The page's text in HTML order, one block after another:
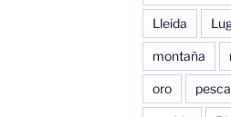
Lleida
montaña
oro pesca